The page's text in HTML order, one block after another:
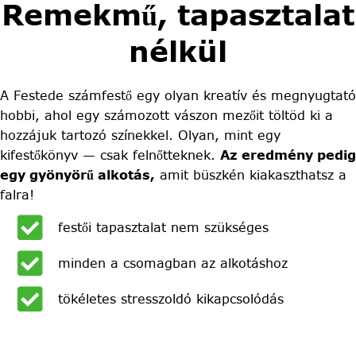
Remekmű, tapasztalat
nélkül
A Festede számfestő egy olyan kreatív és megnyugtató
hobbi, ahol egy számozott vászon mezőit töltöd ki a
hozzájuk tartozó színekkel. Olyan, mint egy
kifestőkönyv — csak felnőtteknek. Az eredmény pedig
egy gyönyörű alkotás, amit büszkén kiakaszthatsz a
falra!
festői tapasztalat nem szükséges
minden a csomagban az alkotáshoz
tökéletes stresszoldó kikapcsolódás